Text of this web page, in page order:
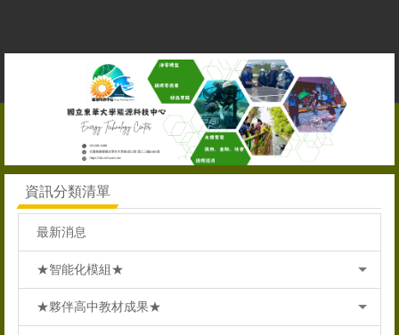
資訊分類清單
最新消息
★智能化模組★
★夥伴高中教材成果★